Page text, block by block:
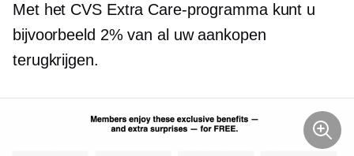
Met het CVS Extra Care-programma kunt u
bijvoorbeeld 2% van al uw aankopen
terugkrijgen.